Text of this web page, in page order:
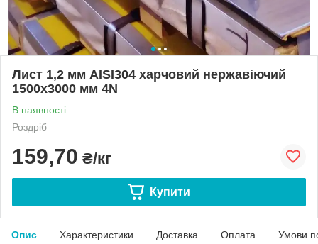
Лист 1,2 мм AISI304 харчовий нержавіючий
1500х3000 мм 4N
В наявності
Роздріб
159,70 ₴/кг
Купити
Опис Характеристики Доставка Оплата Умови